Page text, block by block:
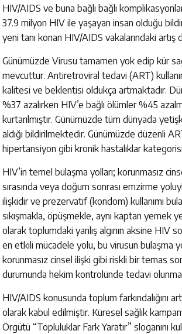
HIV/AIDS ve buna bağlı bağlı
37.9 milyon HIV ile yaşayan insan olduğu
yeni tanı konan HIV/AIDS vakalarındaki artış
Günümüzde Virusu tamamen yok edip kür
mevcuttur. Antiretroviral tedavi (ART)
kalitesi ve beklentisi oldukça artmaktadır.
%37 azalırken HIV’e bağlı ölümler %45
kurtarılmıştır. Günümüzde tüm dünyada
aldığı bildirilmektedir. Günümüzde düzenli
hipertansiyon gibi kronik hastalıklar
HIV’in temel bulaşma yolları; korunmasız
sırasında veya doğum sonrası emzirme
ilişkidir ve prezervatif (kondom) kullanımı
sıkışmakla, öpüşmekle, aynı kaptan yemek
olarak toplumdaki yanlış algının aksine HIV
en etkili mücadele yolu, bu virusun bulaşma
korunmasız cinsel ilişki gibi riskli bir temas
durumunda hekim kontrolünde tedavi
HIV/AIDS konusunda toplum farkındalığını
olarak kabul edilmiştir. Küresel sağlık
Örgütü “Topluluklar Fark Yaratır” sloganını